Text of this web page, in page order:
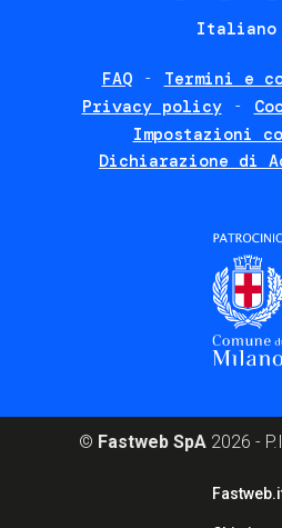
Italiano
FAQ
Termini e
Privacy policy
Impostazioni
Dichiarazione di
© Fastweb SpA 2026 -